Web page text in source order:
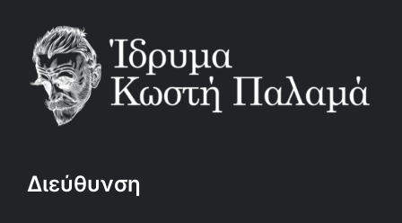
Διεύθυνση